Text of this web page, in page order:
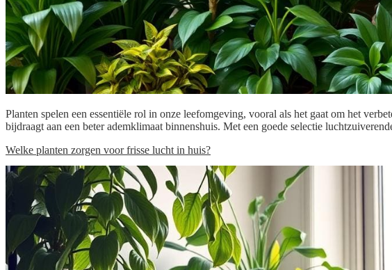
Planten spelen een essentiële rol in onze leefomgeving, vooral als het gaat om het
bijdraagt aan een beter ademklimaat binnenshuis. Met een goede selectie
Welke planten zorgen voor frisse lucht in huis?